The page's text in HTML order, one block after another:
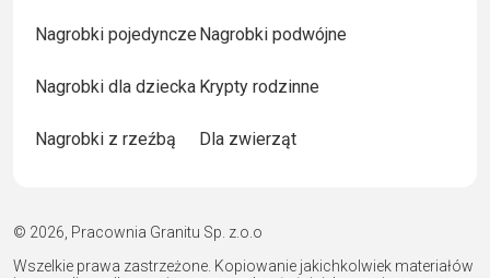
Nagrobki pojedyncze Nagrobki podwójne
Nagrobki dla dziecka Krypty rodzinne
Nagrobki z rzeźbą Dla zwierząt
Wszelkie prawa zastrzeżone. Kopiowanie jakichkolwiek materiałów
© 2026, Pracownia Granitu Sp. z.o.o